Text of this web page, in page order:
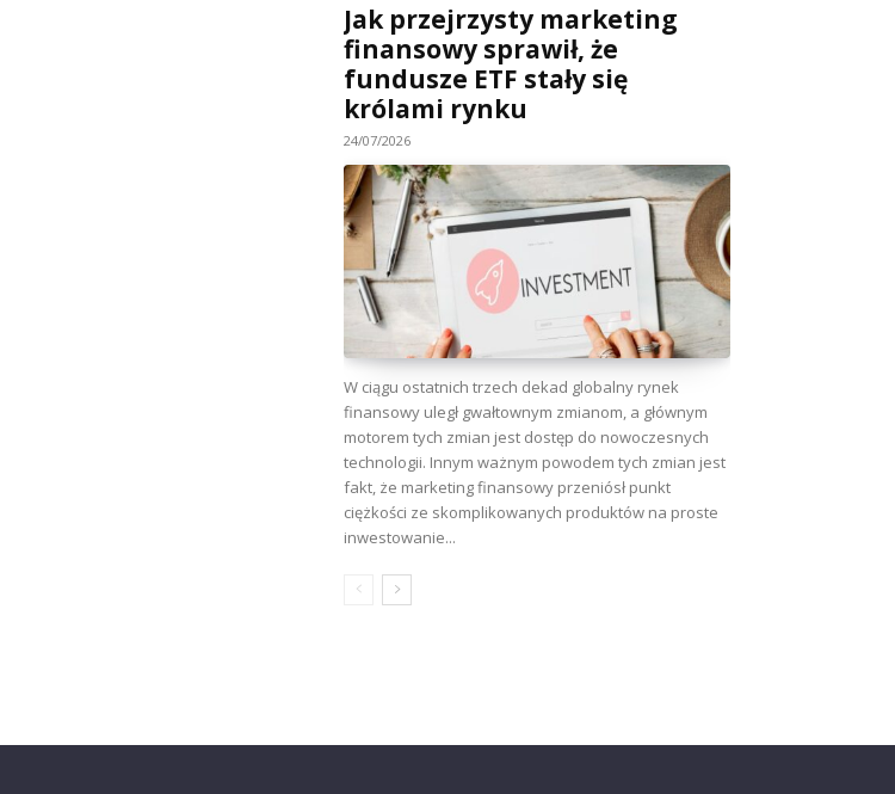
Jak przejrzysty marketing
finansowy sprawił, że
fundusze ETF stały się
królami rynku
24/07/2026
W ciągu ostatnich trzech dekad globalny rynek
finansowy uległ gwałtownym zmianom, a głównym
motorem tych zmian jest dostęp do nowoczesnych
technologii. Innym ważnym powodem tych zmian jest
fakt, że marketing finansowy przeniósł punkt
ciężkości ze skomplikowanych produktów na proste
inwestowanie...